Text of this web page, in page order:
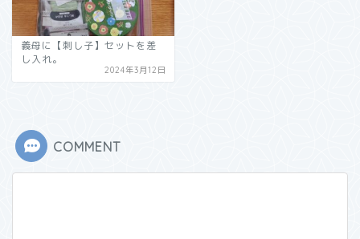
義母に【刺し子】セットを差
し入れ。
2024年3月12日
COMMENT